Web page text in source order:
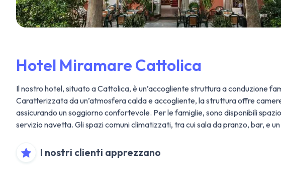
Hotel Miramare Cattolica
Il nostro hotel, situato a Cattolica, è un’accogliente struttura a conduzione
Caratterizzata da un’atmosfera calda e accogliente, la struttura offre
assicurando un soggiorno confortevole. Per le famiglie, sono disponibili
servizio navetta. Gli spazi comuni climatizzati, tra cui sala da pranzo, bar, e
I nostri clienti apprezzano